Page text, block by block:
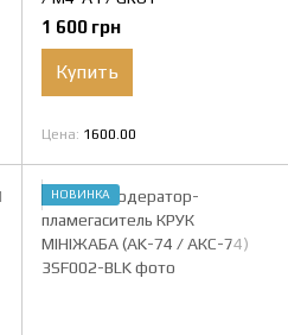
1 600 грн
Купить
Цена 1600.00
НОВИНКА